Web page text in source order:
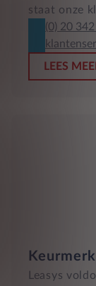
staat onze
(0) 20
LEES
Leasys